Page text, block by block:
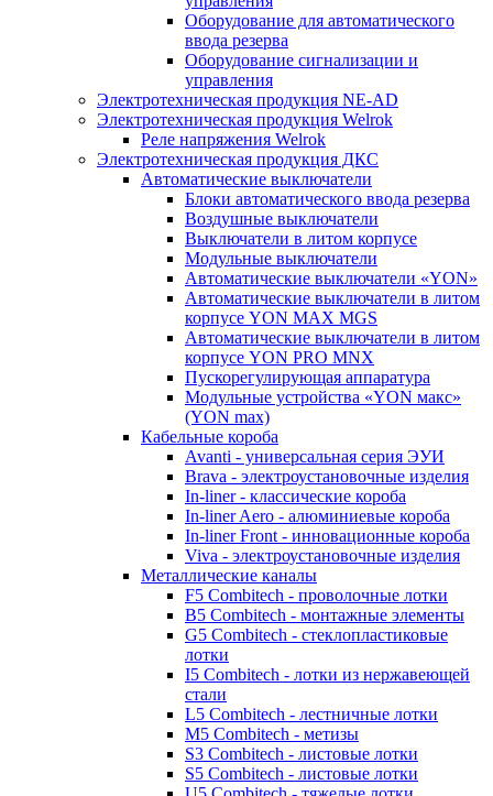
Оборудование для автоматического
ввода резерва
Оборудование сигнализации и
управления
Электротехническая продукция NE-AD
Электротехническая продукция Welrok
Реле напряжения Welrok
Электротехническая продукция ДКС
Автоматические выключатели
Блоки автоматического ввода резерва
Воздушные выключатели
Выключатели в литом корпусе
Модульные выключатели
Автоматические выключатели «YON»
Автоматические выключатели в литом
корпусе YON MAX MGS
Автоматические выключатели в литом
корпусе YON PRO MNX
Пускорегулирующая аппаратура
Модульные устройства «YON макс»
(YON max)
Кабельные короба
Avanti - универсальная серия ЭУИ
Brava - электроустановочные изделия
In-liner - классические короба
In-liner Aero - алюминиевые короба
In-liner Front - инновационные короба
Viva - электроустановочные изделия
Металлические каналы
F5 Combitech - проволочные лотки
B5 Combitech - монтажные элементы
G5 Combitech - стеклопластиковые
лотки
I5 Combitech - лотки из нержавеющей
стали
L5 Combitech - лестничные лотки
M5 Combitech - метизы
S3 Combitech - листовые лотки
S5 Combitech - листовые лотки